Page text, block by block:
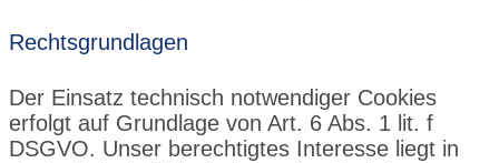
Rechtsgrundlagen
Der Einsatz technisch notwendiger Cookies
erfolgt auf Grundlage von Art. 6 Abs. 1 lit. f
DSGVO. Unser berechtigtes Interesse liegt in